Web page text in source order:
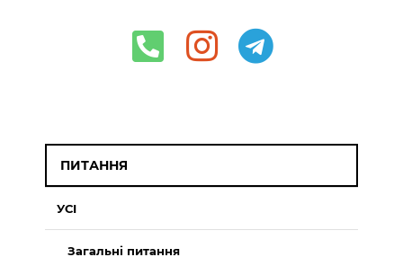
ПИТАННЯ
УСІ
Загальні питання